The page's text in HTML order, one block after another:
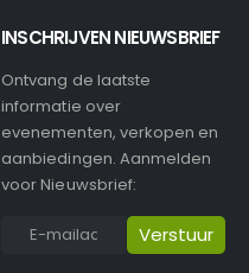
INSCHRIJVEN NIEUWSBRIEF
Ontvang de laatste
informatie over
evenementen, verkopen en
aanbiedingen. Aanmelden
voor Nieuwsbrief: